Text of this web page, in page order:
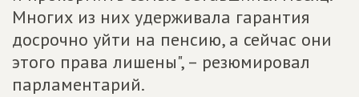
Многих из них удерживала гарантия
досрочно уйти на пенсию, а сейчас они
этого права лишены", – резюмировал
парламентарий.